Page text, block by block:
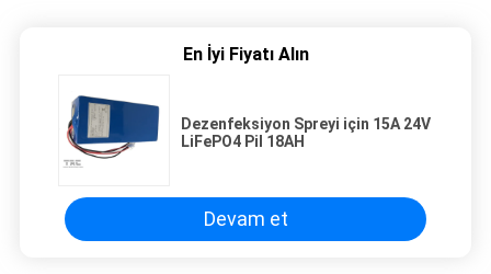
En İyi Fiyatı Alın
Dezenfeksiyon Spreyi için 15A 24V
LiFePO4 Pil 18AH
Devam et